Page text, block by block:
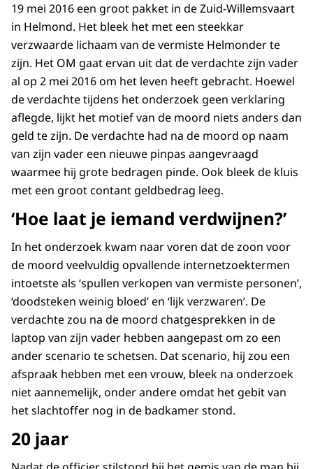
19 mei 2016 een groot pakket in de Zuid-Willemsvaart
in Helmond. Het bleek het met een steekkar
verzwaarde lichaam van de vermiste Helmonder te
zijn. Het OM gaat ervan uit dat de verdachte zijn vader
al op 2 mei 2016 om het leven heeft gebracht. Hoewel
de verdachte tijdens het onderzoek geen verklaring
aflegde, lijkt het motief van de moord niets anders dan
geld te zijn. De verdachte had na de moord op naam
van zijn vader een nieuwe pinpas aangevraagd
waarmee hij grote bedragen pinde. Ook bleek de kluis
met een groot contant geldbedrag leeg.
‘Hoe laat je iemand verdwijnen?’
In het onderzoek kwam naar voren dat de zoon voor
de moord veelvuldig opvallende internetzoektermen
intoetste als ‘spullen verkopen van vermiste personen’,
‘doodsteken weinig bloed’ en ‘lijk verzwaren’. De
verdachte zou na de moord chatgesprekken in de
laptop van zijn vader hebben aangepast om zo een
ander scenario te schetsen. Dat scenario, hij zou een
afspraak hebben met een vrouw, bleek na onderzoek
niet aannemelijk, onder andere omdat het gebit van
het slachtoffer nog in de badkamer stond.
20 jaar